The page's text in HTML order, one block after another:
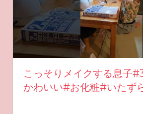
こっそりメイクする息子
かわいい#お化粧#いたず